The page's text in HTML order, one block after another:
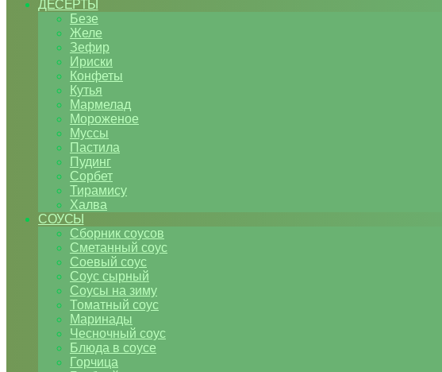
ДЕСЕРТЫ
Безе
Желе
Зефир
Ириски
Конфеты
Кутья
Мармелад
Мороженое
Муссы
Пастила
Пудинг
Сорбет
Тирамису
Халва
СОУСЫ
Сборник соусов
Сметанный соус
Соевый соус
Соус сырный
Соусы на зиму
Томатный соус
Маринады
Чесночный соус
Блюда в соусе
Горчица